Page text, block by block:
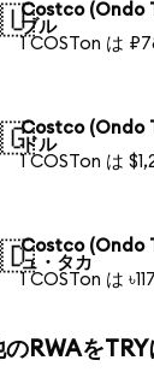
Costco (Ondo
ブル
1 COSTon は
Costco (Ondo
ドル
1 COSTon は
Costco (Ondo
ュ・タカ
1 COSTon は
のRWAをTRY